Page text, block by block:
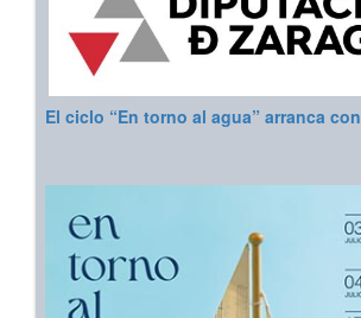
El ciclo “En torno al agua” arranca